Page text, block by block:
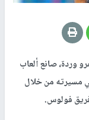
وردة، صانع ألعاب
مسيرته من خلال
فولوس.